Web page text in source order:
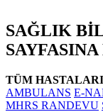
kapsamında
düzenlenecek
anma
takvimini
açıkladı. "İrade
Bizim, Vatan
SAĞLIK
TÜM
AMBULANS E-
MHRS RANDEVU